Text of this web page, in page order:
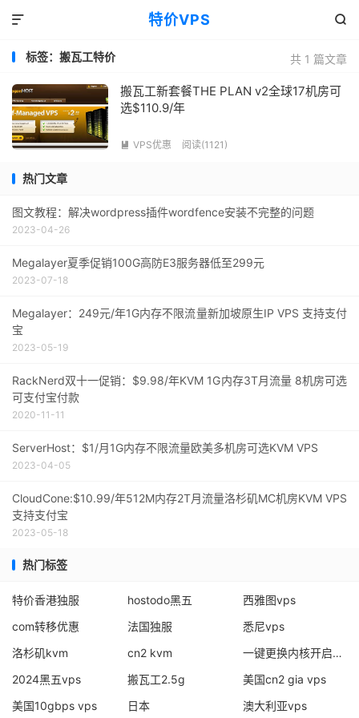
特价VPS 

共 1 篇文章
标签：搬瓦工特价
搬瓦工新套餐THE PLAN v2全球17机房可
选$110.9/年
 VPS优惠 阅读(1121)
热门文章
图文教程：解决wordpress插件wordfence安装不完整的问题
2023-04-26
Megalayer夏季促销100G高防E3服务器低至299元
2023-07-18
Megalayer：249元/年1G内存不限流量新加坡原生IP VPS 支持支付
宝
2023-05-19
RackNerd双十一促销：$9.98/年KVM 1G内存3T月流量 8机房可选
可支付宝付款
2020-11-11
ServerHost：$1/月1G内存不限流量欧美多机房可选KVM VPS
2023-04-05
CloudCone:$10.99/年512M内存2T月流量洛杉矶MC机房KVM VPS
支持支付宝
2023-05-18
热门标签
特价香港独服 hostodo黑五
西雅图vps
com转移优惠
法国独服
悉尼vps
洛杉矶kvm
cn2 kvm
一键更换内核开启bbr
2024黑五vps
搬瓦工2.5g
美国cn2 gia vps
美国10gbps vps
日本 澳大利亚vps